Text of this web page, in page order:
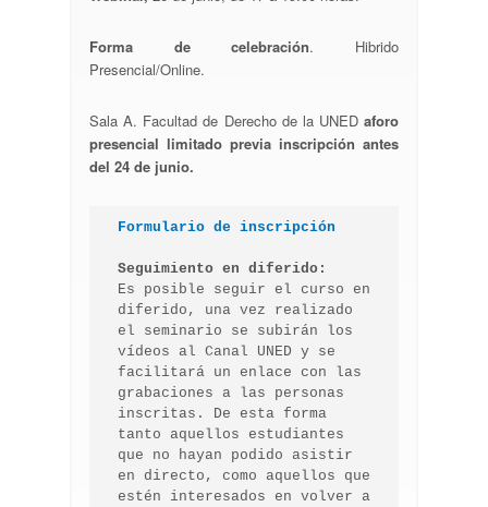
Forma de celebración. Hibrido
Presencial/Online.
Sala A. Facultad de Derecho de la UNED aforo
presencial limitado previa inscripción antes
del 24 de junio.
Formulario de inscripción
Seguimiento en diferido:
Es posible seguir el curso en
diferido, una vez realizado
el seminario se subirán los
vídeos al Canal UNED y se
facilitará un enlace con las
grabaciones a las personas
inscritas. De esta forma
tanto aquellos estudiantes
que no hayan podido asistir
en directo, como aquellos que
estén interesados en volver a